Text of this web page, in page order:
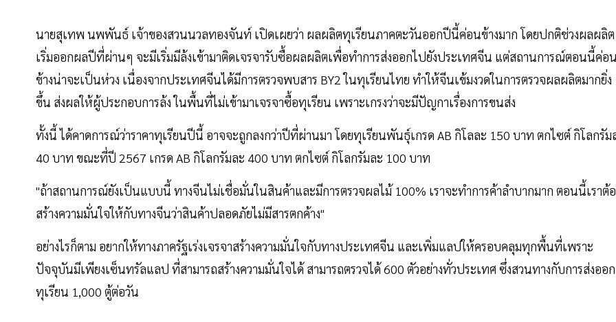
นายสุเทพ นพพันธ์ เจ้าของสวนนวลทองจันท์ เปิดเผยว่า ผลผลิตทุเรียนภาคตะวันออกปีนี้ค่อนข้างมาก โดยปกติช่วงผลผลิต
เริ่มออกผลปีที่ผ่านๆ จะมีเริ่มมีล้งเข้ามาติดเจรจารับซื้อผลผลิตเพื่อทำการส่งออกไปยังประเทศจีน แต่สถานการณ์ตอนนี้ค่อ
ข้างน่าจะเป็นห่วง เนื่องจากประเทศจีนได้มีการตรวจพบสาร BY2 ในทุเรียนไทย ทำให้จีนเข้มงวดในการตรวจผลผลิตมากยิ่ง
ขึ้น ส่งผลให้ผู้ประกอบการล้ง ในพื้นที่ไม่เข้ามาเจรจาซื้อทุเรียน เพราะเกรงว่าจะมีปัญกาเรื่องการขนส่ง
ทั้งนี้ ได้คาดการณ์ว่าราคาทุเรียนปีนี้ อาจจะถูกลงกว่าปีที่ผ่านมา โดยทุเรียนพันธุ์เกรด AB กิโลละ 150 บาท ตกไซต์ กิโลกรัม
40 บาท ขณะที่ปี 2567 เกรด AB กิโลกรัมละ 400 บาท ตกไซต์ กิโลกรัมละ 100 บาท
"ถ้าสถานการณ์ยังเป็นแบบนี้ ทางจีนไม่เชื่อมั่นในสินค้าและมีการตรวจผลไม้ 100% เราจะทำการค้าลำบากมาก ตอนนี้เราต้
สร้างความมั่นใจให้กับทางจีนว่าสินค้าปลอดภัยไม่มีสารตกค้าง"
อย่างไรก็ตาม อยากให้ทางภาครัฐเร่งเจรจาสร้างความมั่นใจกับทางประเทศจีน และเพิ่มแลปให้ครอบคลุมทุกพื้นที่เพราะ
ปัจจุบันมีเพียงเซ็นทรัลแลป ที่สามารถสร้างความมั่นใจได้ สามารถตรวจได้ 600 ตัวอย่างทั่วประเทศ ซึ่งสวนทางกับการส่งออก
ทุเรียน 1,000 ตู้ต่อวัน